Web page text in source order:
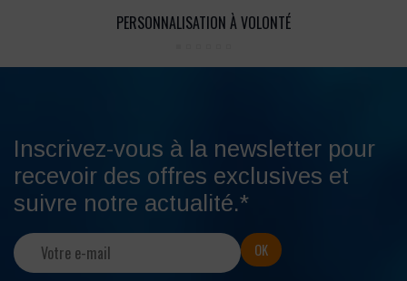
PERSONNALISATION À VOLONTÉ
Inscrivez-vous à la newsletter pour
recevoir des offres exclusives et
suivre notre actualité.*